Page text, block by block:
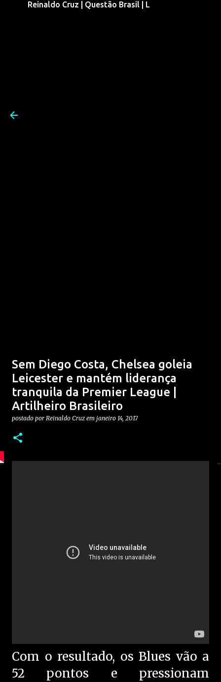
Reinaldo Cruz | Questão Brasil | L
Sem Diego Costa, Chelsea goleia
Leicester e mantém liderança
tranquila da Premier League |
Artilheiro Brasileiro
postado por Reinaldo Cruz em janeiro 14, 2017
Com o resultado, os Blues vão a
52 pontos e pressionam